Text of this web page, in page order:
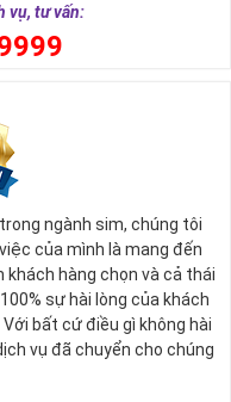
vụ, tư vấn:
ngành sim, chúng tôi
của mình là mang đến
khách hàng chọn và cả thái
sự hài lòng của khách
bất cứ điều gì không hài
vụ đã chuyển cho chúng